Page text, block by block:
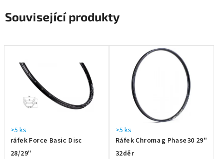
Související produkty
ráfek Force Basic Disc
28/29"
>5 ks
Ráfek Chromag Phase30 29"
32děr
>5 ks